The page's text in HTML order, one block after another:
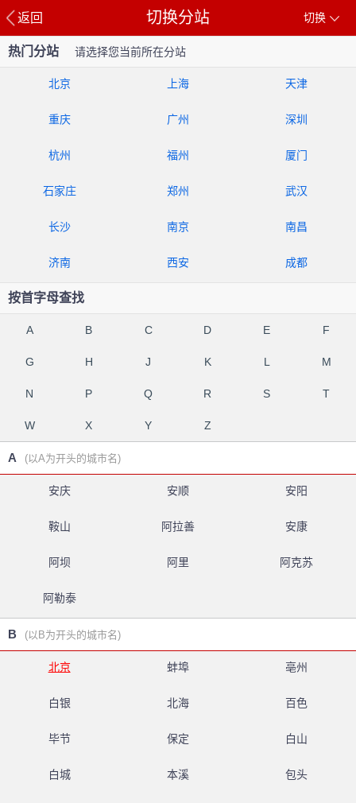
返回 切换
切换分站
热门分站 请选择您当前所在分站
北京 上海 天津
重庆 广州 深圳
杭州 福州 厦门
石家庄 郑州 武汉
长沙 南京 南昌
济南 西安 成都
按首字母查找
A B C D E F
G H J K L M
N P Q R S T
W X Y Z
A (以A为开头的城市名)
安庆 安顺 安阳
鞍山 阿拉善 安康
阿坝 阿里 阿克苏
阿勒泰
B (以B为开头的城市名)
北京 蚌埠 亳州
白银 北海 百色
毕节 保定 白山
白城 本溪 包头